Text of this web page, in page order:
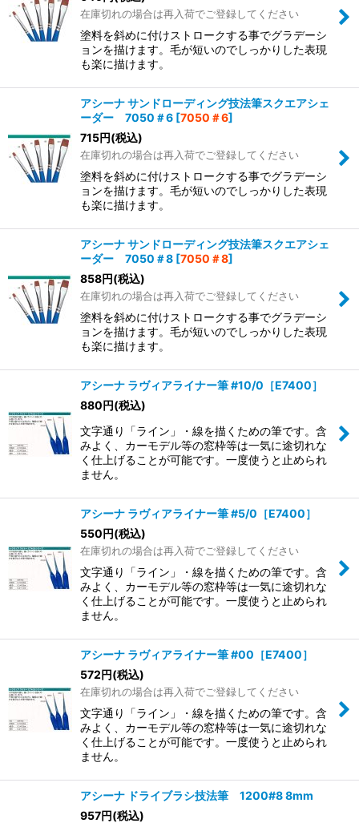
在庫切れの場合は再入荷でご登録してください
塗料を斜めに付けストロークする事でグラデーシ
ョンを描けます。毛が短いのでしっかりした表現
も楽に描けます。
アシーナ サンドローディング技法筆スクエアシェ
ーダー 7050＃6 [7050＃6]
715円(税込)
在庫切れの場合は再入荷でご登録してください
塗料を斜めに付けストロークする事でグラデーシ
ョンを描けます。毛が短いのでしっかりした表現
も楽に描けます。
アシーナ サンドローディング技法筆スクエアシェ
ーダー 7050＃8 [7050＃8]
858円(税込)
在庫切れの場合は再入荷でご登録してください
塗料を斜めに付けストロークする事でグラデーシ
ョンを描けます。毛が短いのでしっかりした表現
も楽に描けます。
アシーナ ラヴィアライナー筆 #10/0［E7400］
880円(税込)
文字通り「ライン」・線を描くための筆です。含
みよく、カーモデル等の窓枠等は一気に途切れな
く仕上げることが可能です。一度使うと止められ
ません。
アシーナ ラヴィアライナー筆 #5/0［E7400］
550円(税込)
在庫切れの場合は再入荷でご登録してください
文字通り「ライン」・線を描くための筆です。含
みよく、カーモデル等の窓枠等は一気に途切れな
く仕上げることが可能です。一度使うと止められ
ません。
アシーナ ラヴィアライナー筆 #00［E7400］
572円(税込)
在庫切れの場合は再入荷でご登録してください
文字通り「ライン」・線を描くための筆です。含
みよく、カーモデル等の窓枠等は一気に途切れな
く仕上げることが可能です。一度使うと止められ
ません。
アシーナ ドライブラシ技法筆 1200#8 8mm
957円(税込)